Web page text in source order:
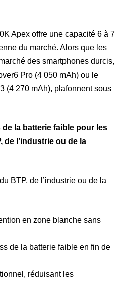
Apex offre une capacité 6 à 7
du marché. Alors que les
des smartphones durcis,
Pro (4 050 mAh) ou le
(4 270 mAh), plafonnent sous
la batterie faible pour les
de l’industrie ou de la
BTP, de l’industrie ou de la
en zone blanche sans
de la batterie faible en fin de
réduisant les